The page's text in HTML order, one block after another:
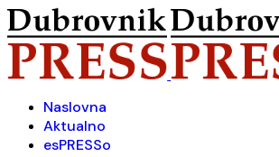
Naslovna
Aktualno
esPRESSo